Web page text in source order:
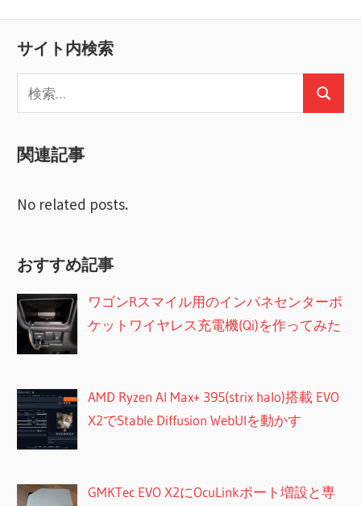
ビ
ゲ
ー
シ
ョ
サイト内検索
索:
検
関連記事
No related posts.
おすすめ記事
ワゴンRスマイル用のインパネセンターポ
ケットワイヤレス充電機(Qi)を作ってみた
AMD Ryzen AI Max+ 395(strix halo)搭載 EVO
X2でStable Diffusion WebUIを動かす
GMKTec EVO X2にOcuLinkポート増設と専